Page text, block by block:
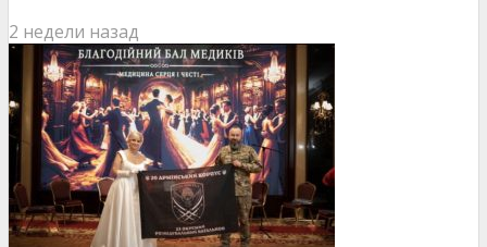
2 недели назад